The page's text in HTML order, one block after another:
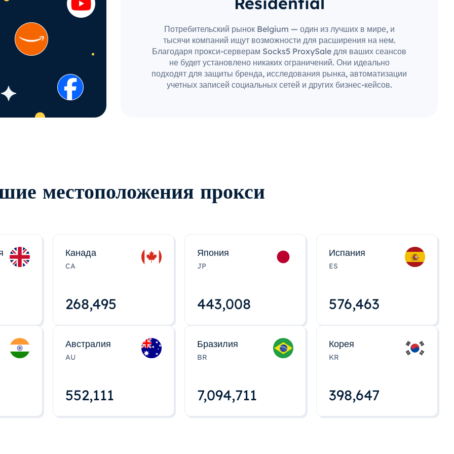
Потребительский рынок Belgium — один из лучших в мире, и
тысячи компаний ищут возможности для расширения на нем.
Благодаря прокси-серверам Socks5 ProxySale для ваших сеансов
не будет установлено никаких ограничений. Они идеально
подходят для защиты бренда, исследования рынка, автоматизации
учетных записей социальных сетей и других бизнес-кейсов.
местоположения прокси
Канада
CA
268,495
Япония
JP
443,008
Испания
ES
576,463
Австралия
AU
552,112
Бразилия
BR
7,094,712
Корея
KR
398,648